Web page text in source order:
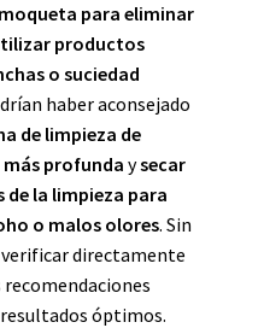
para eliminar
productos
o suciedad
haber aconsejado
de limpieza de
profunda ysecar
de la limpieza para
o malos olores. Sin
directamente
óptimos.